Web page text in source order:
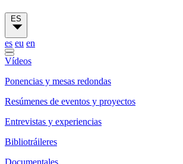
ES
es eu en
Vídeos
Ponencias y mesas redondas
Resúmenes de eventos y proyectos
Entrevistas y experiencias
Bibliotráileres
Documentales